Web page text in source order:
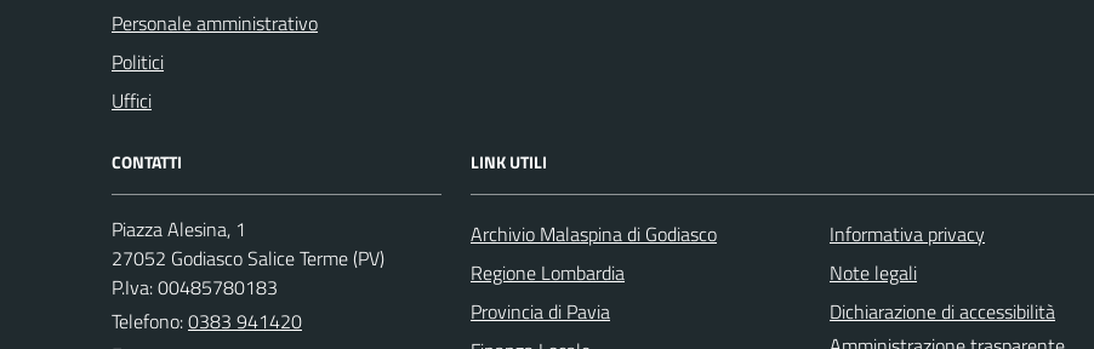
Personale amministrativo
Politici
Uffici
CONTATTI
Piazza Alesina, 1
27052 Godiasco Salice Terme (PV)
P.Iva: 00485780183
Telefono:0383 941420
LINK UTILI
Archivio Malaspina di Godiasco
Regione Lombardia
Provincia di Pavia
Informativa privacy
Note legali
Dichiarazione di accessibilità